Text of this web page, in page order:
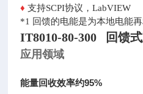
♦支持SCPI协议，LabVIEW
*1 回馈的电能是为本地电能
IT8010-80-300 回馈
应用领域
能量回收效率约95%